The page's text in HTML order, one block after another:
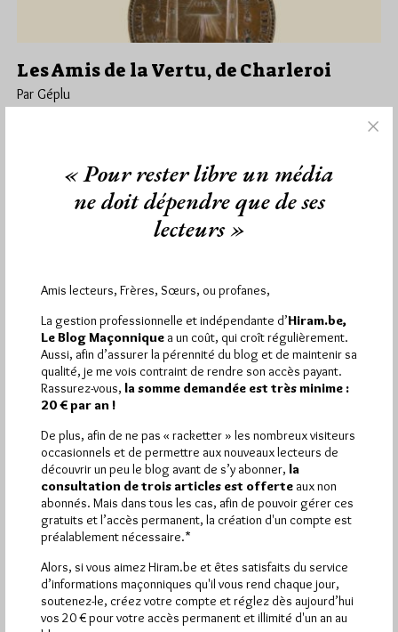
Les Amis de la Vertu, de Charleroi
Par Géplu
Lu 5149 fois
de temps si courte, la Franc-Maçonnerie ne connut une…
Edition 5 commentaires
2 608 pagesont été lues (Source : Pirsch.io)
Plus d’informations
Abonnement aux Newsletters - RSS
« Pour rester libre un média
ne doit dépendre que de ses
lecteurs »
Amis lecteurs, Frères, Sœurs, ou profanes,
La gestion professionnelle et indépendante d’Hiram.be,
Le Blog Maçonnique a un coût, qui croît régulièrement.
Aussi, afin d’assurer la pérennité du blog et de maintenir sa
qualité, je me vois contraint de rendre son accès payant.
Rassurez-vous, la somme demandée est très minime :
20 € par an !
De plus, afin de ne pas « racketter » les nombreux visiteurs
occasionnels et de permettre aux nouveaux lecteurs de
découvrir un peu le blog avant de s’y abonner, la
consultation de trois articles est offerte aux non
abonnés. Mais dans tous les cas, afin de pouvoir gérer ces
gratuits et l’accès permanent, la création d'un compte est
préalablement nécessaire.*
Alors, si vous aimez Hiram.be et êtes satisfaits du service
d’informations maçonniques qu'il vous rend chaque jour,
soutenez-le, créez votre compte et réglez dès aujourd’hui
vos 20 € pour votre accès permanent et illimité d'un an au